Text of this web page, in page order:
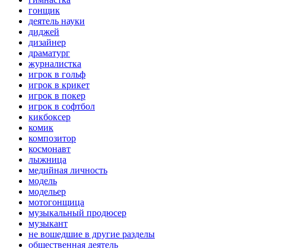
гонщик
деятель науки
диджей
дизайнер
драматург
журналистка
игрок в гольф
игрок в крикет
игрок в покер
игрок в софтбол
кикбоксер
комик
композитор
космонавт
лыжница
медийная личность
модель
модельер
мотогонщица
музыкальный продюсер
музыкант
не вошедшие в другие разделы
общественная деятель